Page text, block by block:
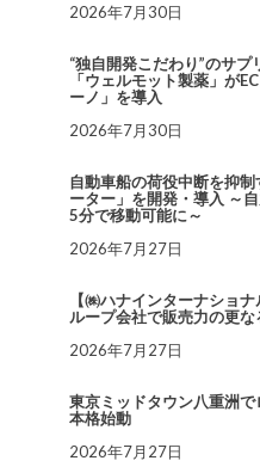
2026年7月30日
“独自開発こだわり”のサ
「ウェルモット製薬」が
ーノ」を導入
2026年7月30日
自動車船の荷役中断を抑
ーター」を開発・導入 ～
5分で移動可能に～
2026年7月27日
【㈱ハナインターナショ
ループ会社で販売力の更な
2026年7月27日
東京ミッドタウン八重洲
本格始動
2026年7月27日